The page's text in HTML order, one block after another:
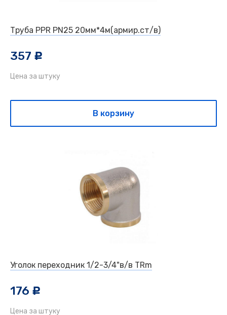
Труба PPR PN25 20мм*4м(армир.ст/в)
357 c
Цена за штуку
В корзину
Уголок переходник 1/2-3/4"в/в TRm
176 c
Цена за штуку